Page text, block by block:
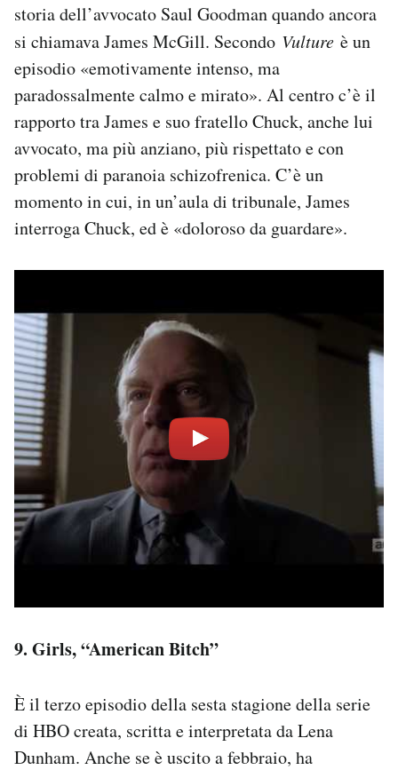
storia dell’avvocato Saul Goodman quando ancora
si chiamava James McGill. Secondo Vulture è un
episodio «emotivamente intenso, ma
paradossalmente calmo e mirato». Al centro c’è il
rapporto tra James e suo fratello Chuck, anche lui
avvocato, ma più anziano, più rispettato e con
problemi di paranoia schizofrenica. C’è un
momento in cui, in un’aula di tribunale, James
interroga Chuck, ed è «doloroso da guardare».
9. Girls, “American Bitch”
È il terzo episodio della sesta stagione della serie
di HBO creata, scritta e interpretata da Lena
Dunham. Anche se è uscito a febbraio, ha